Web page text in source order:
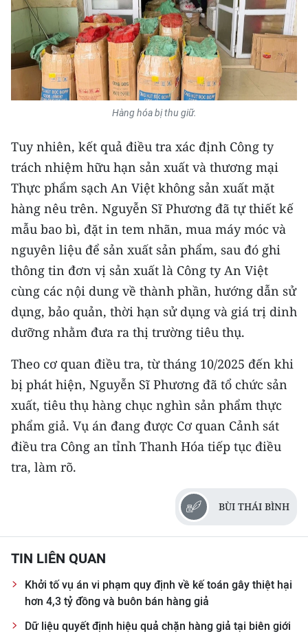
Duyên hải Nam Trung Bộ và Tây
Nguyên
Đông Nam Bộ
Đồng bằng sông Cửu Long
Chuyên trang TP. Hồ Chí Minh
CHUYÊN ĐỀ
CÁC CHUYÊN TRANG
VỀ BÁO NHÂN DÂN
THỜI NAY
NHÂN DÂN CUỐI TUẦN
NHÂN DÂN HẰNG THÁNG
MUA BÁO
ĐỌC BÁO IN
ENGLISH
РУССКИЙ
ESPAÑOL
Hàng hóa bị thu giữ.
Tuy nhiên, kết quả điều tra xác định Công ty
trách nhiệm hữu hạn sản xuất và thương mại
Thực phẩm sạch An Việt không sản xuất mặt
hàng nêu trên. Nguyễn Sĩ Phương đã tự thiết kế
mẫu bao bì, đặt in tem nhãn, mua máy móc và
nguyên liệu để sản xuất sản phẩm, sau đó ghi
thông tin đơn vị sản xuất là Công ty An Việt
cùng các nội dung về thành phần, hướng dẫn sử
dụng, bảo quản, thời hạn sử dụng và giá trị dinh
dưỡng nhằm đưa ra thị trường tiêu thụ.
Theo cơ quan điều tra, từ tháng 10/2025 đến khi
bị phát hiện, Nguyễn Sĩ Phương đã tổ chức sản
xuất, tiêu thụ hàng chục nghìn sản phẩm thực
phẩm giả. Vụ án đang được Cơ quan Cảnh sát
điều tra Công an tỉnh Thanh Hóa tiếp tục điều
tra, làm rõ.
BÙI THÁI BÌNH
TIN LIÊN QUAN
Khởi tố vụ án vi phạm quy định về kế toán gây thiệt hại
hơn 4,3 tỷ đồng và buôn bán hàng giả
Dữ liệu quyết định hiệu quả chặn hàng giả tại biên giới